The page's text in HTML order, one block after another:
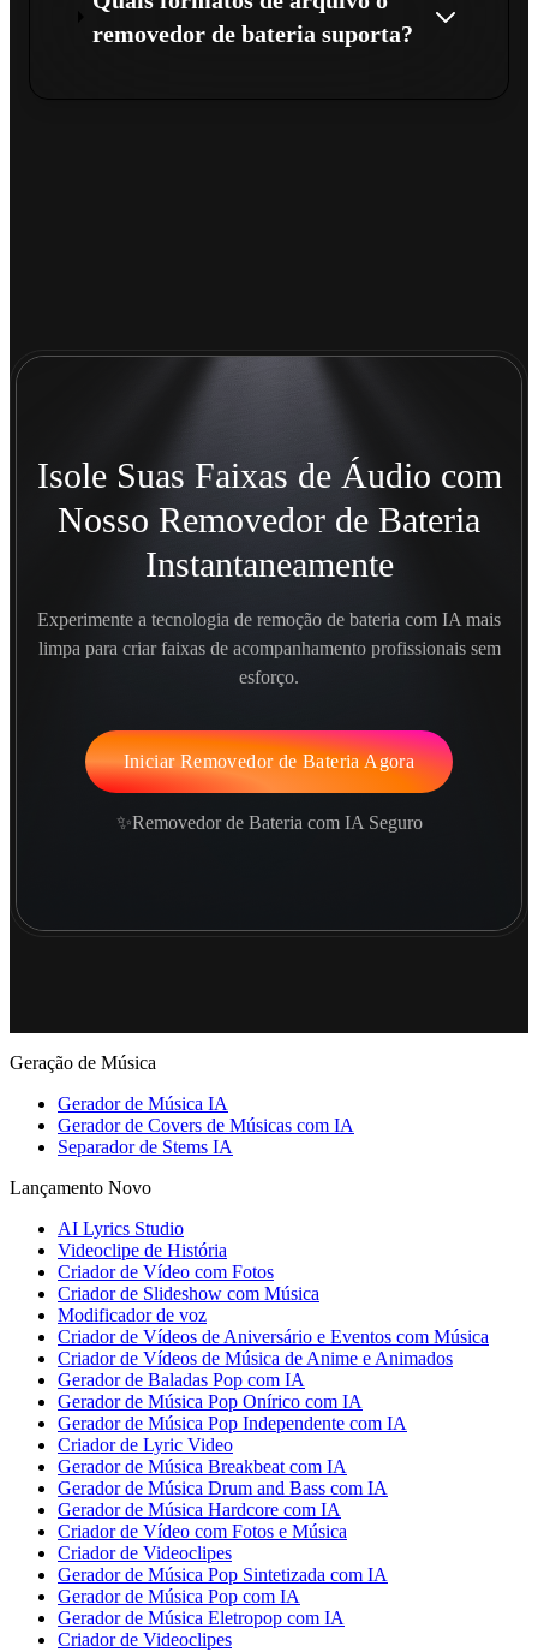
removedor de bateria suporta?
Isole Suas Faixas de Áudio com
Nosso Removedor de Bateria
Instantaneamente
Experimente a tecnologia de remoção de bateria com IA mais
limpa para criar faixas de acompanhamento profissionais sem
esforço.
Iniciar Removedor de Bateria Agora
✨Removedor de Bateria com IA Seguro
Geração de Música
Gerador de Música IA
Gerador de Covers de Músicas com IA
Separador de Stems IA
Lançamento Novo
AI Lyrics Studio
Videoclipe de História
Criador de Vídeo com Fotos
Criador de Slideshow com Música
Modificador de voz
Criador de Vídeos de Aniversário e Eventos com Música
Criador de Vídeos de Música de Anime e Animados
Gerador de Baladas Pop com IA
Gerador de Música Pop Onírico com IA
Gerador de Música Pop Independente com IA
Criador de Lyric Video
Gerador de Música Breakbeat com IA
Gerador de Música Drum and Bass com IA
Gerador de Música Hardcore com IA
Criador de Vídeo com Fotos e Música
Criador de Videoclipes
Gerador de Música Pop Sintetizada com IA
Gerador de Música Pop com IA
Gerador de Música Eletropop com IA
Criador de Videoclipes